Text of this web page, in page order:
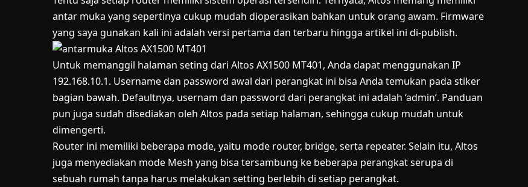
antar muka yang sepertinya cukup mudah dioperasikan bahkan untuk orang awam. Firmware
yang saya gunakan kali ini adalah versi pertama dan terbaru hingga artikel ini di-publish.
Untuk memanggil halaman seting dari Altos AX1500 MT401, Anda dapat menggunakan IP
192.168.10.1. Username dan password awal dari perangkat ini bisa Anda temukan pada stiker
bagian bawah. Defaultnya, usernam dan password dari perangkat ini adalah ‘admin’. Panduan
pun juga sudah disediakan oleh Altos pada setiap halaman, sehingga cukup mudah untuk
dimengerti.
Router ini memiliki beberapa mode, yaitu mode router, bridge, serta repeater. Selain itu, Altos
juga menyediakan mode Mesh yang bisa tersambung ke beberapa perangkat serupa di
sebuah rumah tanpa harus melakukan setting berlebih di setiap perangkat.